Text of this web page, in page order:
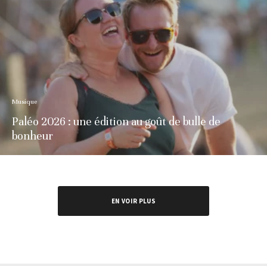
Musique
Paléo 2026 : une édition au goût de bulle de
bonheur
EN VOIR PLUS